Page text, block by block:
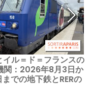
イル＝ド＝フランスの
関：2026年8月3日か
での地下鉄とRERの